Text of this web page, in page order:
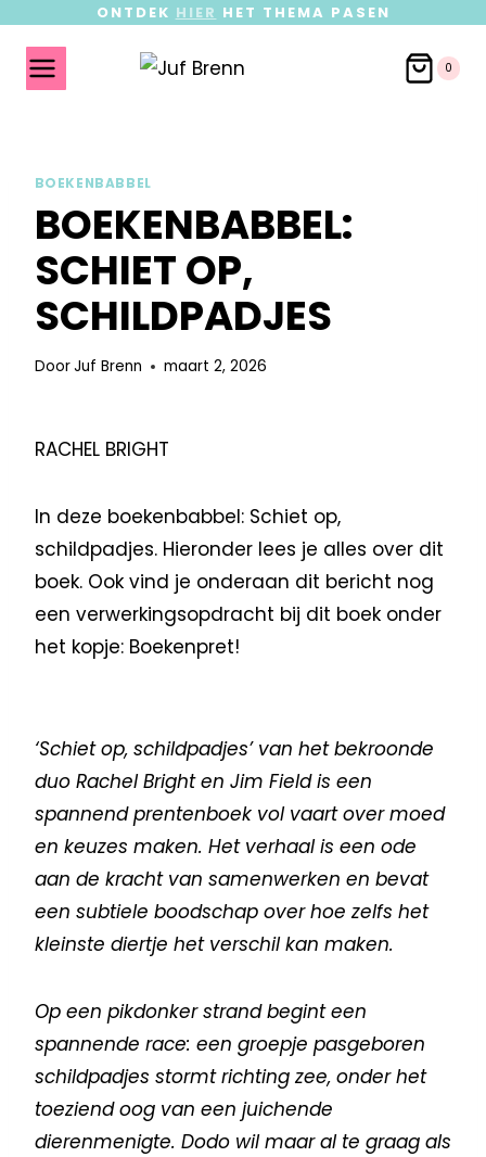
ONTDEK HIER HET THEMA PASEN
0
BOEKENBABBEL
BOEKENBABBEL:
SCHIET OP,
SCHILDPADJES
DoorJuf Brenn maart 2, 2026
RACHEL BRIGHT
In deze boekenbabbel: Schiet op,
schildpadjes. Hieronder lees je alles over dit
boek. Ook vind je onderaan dit bericht nog
een verwerkingsopdracht bij dit boek onder
het kopje: Boekenpret!
‘Schiet op, schildpadjes’ van het bekroonde
duo Rachel Bright en Jim Field is een
spannend prentenboek vol vaart over moed
en keuzes maken. Het verhaal is een ode
aan de kracht van samenwerken en bevat
een subtiele boodschap over hoe zelfs het
kleinste diertje het verschil kan maken.
Op een pikdonker strand begint een
spannende race: een groepje pasgeboren
schildpadjes stormt richting zee, onder het
toeziend oog van een juichende
dierenmenigte. Dodo wil maar al te graag als